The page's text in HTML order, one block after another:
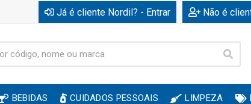
Já é cliente Nordil? - Entrar Não é
BEBIDAS CUIDADOS PESSOAIS LIMPEZA